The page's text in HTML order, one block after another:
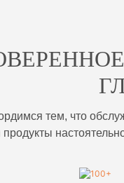
тем, что